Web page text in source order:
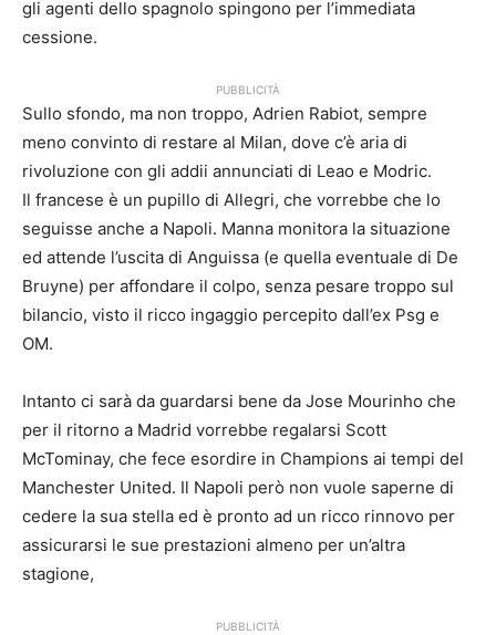
gli agenti dello spagnolo spingono per l’immediata
cessione.
PUBBLICITÀ
Sullo sfondo, ma non troppo, Adrien Rabiot, sempre
meno convinto di restare al Milan, dove c’è aria di
rivoluzione con gli addii annunciati di Leao e Modric.
Il francese è un pupillo di Allegri, che vorrebbe che lo
seguisse anche a Napoli. Manna monitora la situazione
ed attende l’uscita di Anguissa (e quella eventuale di De
Bruyne) per affondare il colpo, senza pesare troppo sul
bilancio, visto il ricco ingaggio percepito dall’ex Psg e
OM.
Intanto ci sarà da guardarsi bene da Jose Mourinho che
per il ritorno a Madrid vorrebbe regalarsi Scott
McTominay, che fece esordire in Champions ai tempi del
Manchester United. Il Napoli però non vuole saperne di
cedere la sua stella ed è pronto ad un ricco rinnovo per
assicurarsi le sue prestazioni almeno per un’altra
stagione,
PUBBLICITÀ